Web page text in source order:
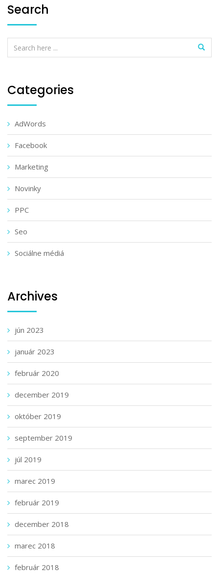
Search
Categories
AdWords
Facebook
Marketing
Novinky
PPC
Seo
Sociálne médiá
Archives
jún 2023
január 2023
február 2020
december 2019
október 2019
september 2019
júl 2019
marec 2019
február 2019
december 2018
marec 2018
február 2018